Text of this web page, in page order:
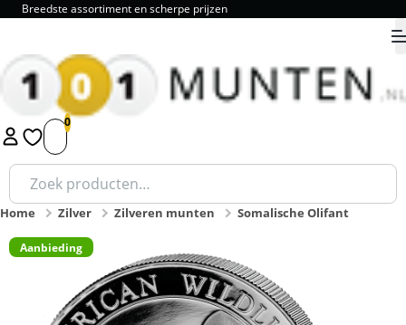
Breedste assortiment en scherpe prijzen
1 2 3 4 5 9.8
Zoeken
naar:
Home Zilver Zilveren munten Somalische Olifant
Aanbieding